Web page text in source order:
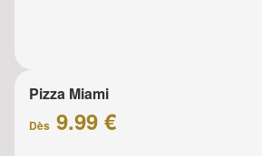
Pizza Miami
Dès 9.99 €